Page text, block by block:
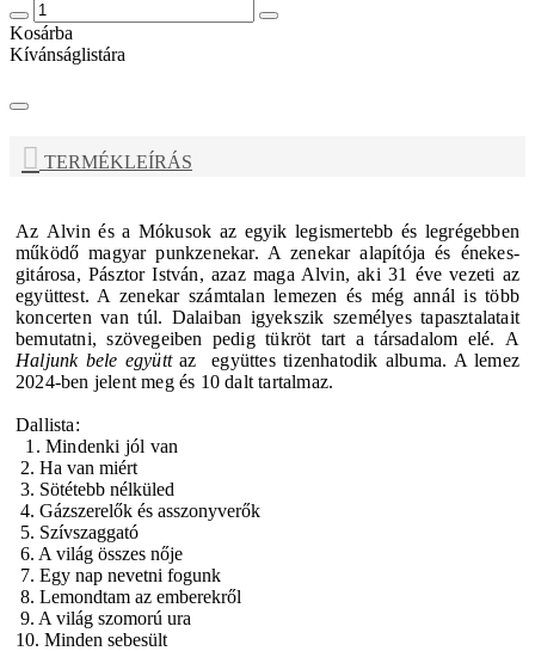
Kosárba
Kívánságlistára
TERMÉKLEÍRÁS
Az Alvin és a Mókusok az egyik legismertebb és legrégebben
működő magyar punkzenekar. A zenekar alapítója és énekes-
gitárosa, Pásztor István, azaz maga Alvin, aki 31 éve vezeti az
együttest. A zenekar számtalan lemezen és még annál is több
koncerten van túl. Dalaiban igyekszik személyes tapasztalatait
bemutatni, szövegeiben pedig tükröt tart a társadalom elé. A
Haljunk bele együttaz együttes tizenhatodik albuma. A lemez
2024-ben jelent meg és 10 dalt tartalmaz.
Dallista:
1. Mindenki jól van
2. Ha van miért
3. Sötétebb nélküled
4. Gázszerelők és asszonyverők
5. Szívszaggató
6. A világ összes nője
7. Egy nap nevetni fogunk
8. Lemondtam az emberekről
9. A világ szomorú ura
10. Minden sebesült